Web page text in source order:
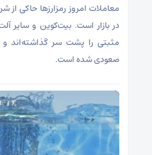
معاملات امروز رمزارز‌ها حاکی
در بازار است. بیت‌کوین و سایر
مثبتی را پشت سر گذاشته‌اند و
صعودی شده است.